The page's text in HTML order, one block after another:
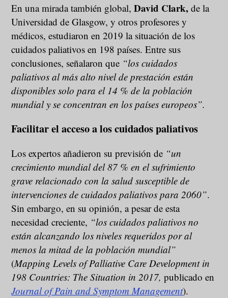
En una mirada también global,David Clark, de la
Universidad de Glasgow, y otros profesores y
médicos, estudiaron en 2019 la situación de los
cuidados paliativos en 198 países. Entre sus
conclusiones, señalaron que “los cuidados
paliativos al más alto nivel de prestación están
disponibles solo para el 14 % de la población
mundial y se concentran en los países europeos”.
Facilitar el acceso a los cuidados paliativos
Los expertos añadieron su previsión de “un
crecimiento mundial del 87 % en el sufrimiento
grave relacionado con la salud susceptible de
intervenciones de cuidados paliativos para 2060”.
Sin embargo, en su opinión, a pesar de esta
necesidad creciente, “los cuidados paliativos no
están alcanzando los niveles requeridos por al
menos la mitad de la población mundial”
(Mapping Levels of Palliative Care Development in
198 Countries: The Situation in 2017, publicado en
Journal of Pain and Symptom Management).